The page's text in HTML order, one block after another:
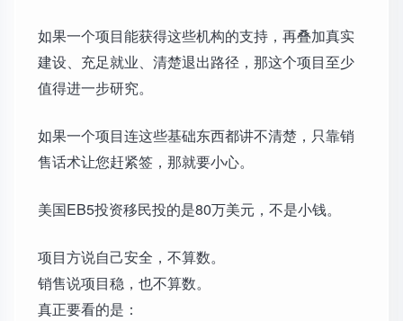
如果一个项目能获得这些机构的支持，再叠加真实
建设、充足就业、清楚退出路径，那这个项目至少
值得进一步研究。
如果一个项目连这些基础东西都讲不清楚，只靠销
售话术让您赶紧签，那就要小心。
美国EB5投资移民投的是80万美元，不是小钱。
项目方说自己安全，不算数。
销售说项目稳，也不算数。
真正要看的是：